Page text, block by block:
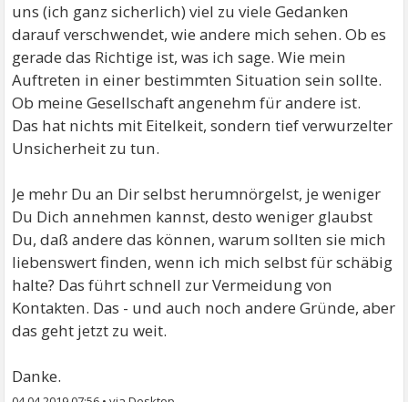
uns (ich ganz sicherlich) viel zu viele Gedanken
darauf verschwendet, wie andere mich sehen. Ob es
gerade das Richtige ist, was ich sage. Wie mein
Auftreten in einer bestimmten Situation sein sollte.
Ob meine Gesellschaft angenehm für andere ist.
Das hat nichts mit Eitelkeit, sondern tief verwurzelter
Unsicherheit zu tun.
Je mehr Du an Dir selbst herumnörgelst, je weniger
Du Dich annehmen kannst, desto weniger glaubst
Du, daß andere das können, warum sollten sie mich
liebenswert finden, wenn ich mich selbst für schäbig
halte? Das führt schnell zur Vermeidung von
Kontakten. Das - und auch noch andere Gründe, aber
das geht jetzt zu weit.
Danke.